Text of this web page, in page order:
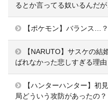
るとか言ってる奴いるんだ
【ポケモン】バランス…？
【NARUTO】サスケの
ばれなかった悲しすぎる理由
【ハンターハンター】初
局どういう攻防があったの？